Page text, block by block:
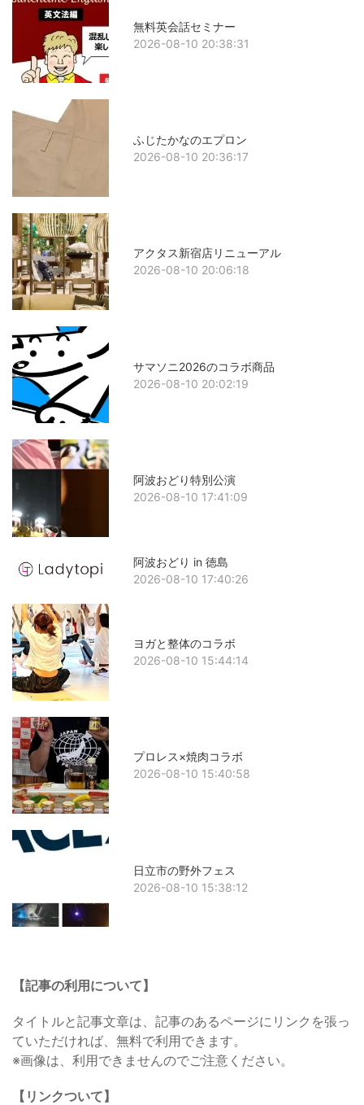
無料英会話セミナー
2026-08-10 20:38:31
ふじたかなのエプロン
2026-08-10 20:36:17
アクタス新宿店リニューアル
2026-08-10 20:06:18
サマソニ2026のコラボ商品
2026-08-10 20:02:19
阿波おどり特別公演
2026-08-10 17:41:09
阿波おどり in 徳島
2026-08-10 17:40:26
ヨガと整体のコラボ
2026-08-10 15:44:14
プロレス×焼肉コラボ
2026-08-10 15:40:58
日立市の野外フェス
2026-08-10 15:38:12
【記事の利用について】
タイトルと記事文章は、記事のあるページにリンクを張っ
ていただければ、無料で利用できます。
※画像は、利用できませんのでご注意ください。
【リンクついて】